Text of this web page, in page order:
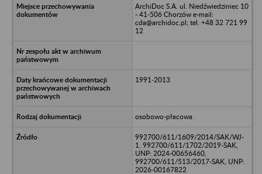
ArchiDoc S.A. ul. Niedźwiedziniec 10
- 41-506 Chorzów e-mail:
cda@archidoc.pl; tel. +48 32 721 99
12
1991-2013
osobowo-płacowa
992700/611/1609/2014/SAK/WJ-
1, 992700/611/1702/2019-SAK,
UNP: 2024-00656460,
992700/611/513/2017-SAK, UNP:
2026-00167822